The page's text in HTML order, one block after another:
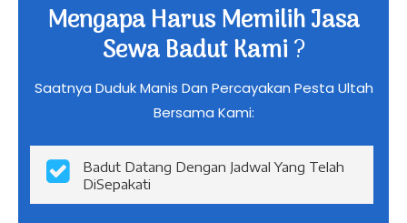
Mengapa Harus Memilih Jasa
Sewa Badut Kami?
Saatnya Duduk Manis Dan Percayakan Pesta Ultah
Bersama Kami:
Badut Datang Dengan Jadwal Yang Telah
DiSepakati